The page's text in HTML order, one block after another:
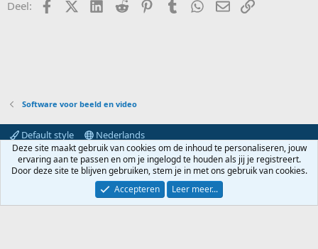
Deel: FacebookX (Twitter)LinkedIn
Reddit PinterestTumblr WhatsApp
E-mailkoppeling
Software voor beeld en video
Default style
Nederlands
Contact
Voorwaarden en regels Privacybeleid
Help
Hoofdpagina
R
S
Community platform by XenForo® © 2010-2024 XenForo Ltd.
Deze site maakt gebruik van cookies om de inhoud te personaliseren, jouw
ervaring aan te passen en om je ingelogd te houden als jij je registreert.
Door deze site te blijven gebruiken, stem je in met ons gebruik van cookies.
Accepteren
Leer meer...